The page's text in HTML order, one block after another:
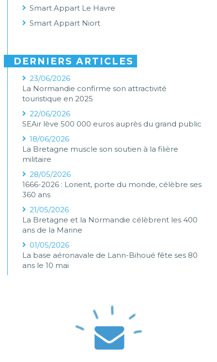
Smart Appart Le Havre
Smart Appart Niort
DERNIERS ARTICLES
23/06/2026
La Normandie confirme son attractivité
touristique en 2025
22/06/2026
SEAir lève 500 000 euros auprès du grand public
18/06/2026
La Bretagne muscle son soutien à la filière
militaire
28/05/2026
1666-2026 : Lorient, porte du monde, célèbre ses
360 ans
21/05/2026
La Bretagne et la Normandie célèbrent les 400
ans de la Marine
01/05/2026
La base aéronavale de Lann-Bihoué fête ses 80
ans le 10 mai